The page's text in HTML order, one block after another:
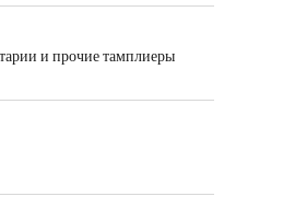
и прочие тамплиеры